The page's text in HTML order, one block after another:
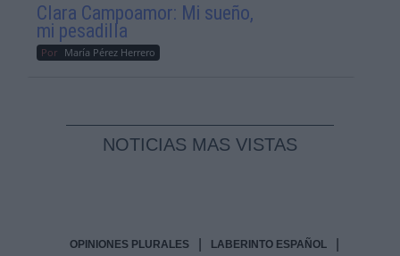
Clara Campoamor: Mi sueño,
mi pesadilla
Por María Pérez Herrero
NOTICIAS MAS VISTAS
OPINIONES PLURALES LABERINTO ESPAÑOL